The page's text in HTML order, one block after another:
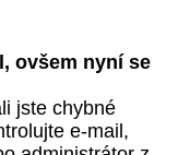
ovšem nyní se
jste chybné
e-mail,